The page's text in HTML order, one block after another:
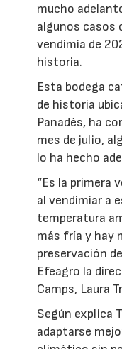
mucho
algunos casos
vendimia de
historia.
Esta bodega
de historia
Panadés, ha
mes de julio,
lo ha hecho
“Es la primera
al vendimiar a
temperatura
más fría y hay
preservación
Efeagro la
Camps, Laura
Según explica
adaptarse